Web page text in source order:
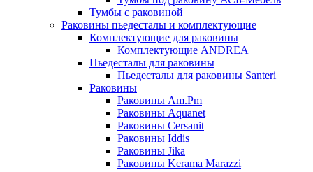
Тумбы с раковиной
Раковины пьедесталы и комплектующие
Комплектующие для раковины
Комплектующие ANDREA
Пьедесталы для раковины
Пьедесталы для раковины Santeri
Раковины
Раковины Am.Pm
Раковины Aquanet
Раковины Cersanit
Раковины Iddis
Раковины Jika
Раковины Kerama Marazzi